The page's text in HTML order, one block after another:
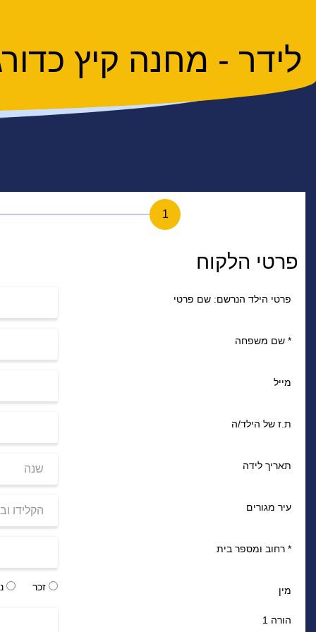
לידר - מחנה קיץ
1
פרטי הלקוח
פרטי הילד הנרשם: שם פרטי
* שם משפחה
מייל
ת.ז של הילד/ה
תאריך לידה
עיר מגורים
* רחוב ומספר בית
מין זכר
הורה 1